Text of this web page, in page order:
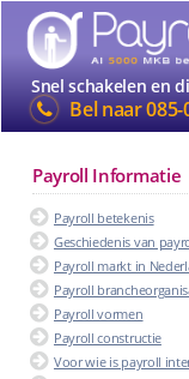
Snel schakelen en
Bel naar085-
Payroll Informatie
Payroll betekenis
Geschiedenis van
Payroll markt in
Payroll
Payroll vormen
Payroll constructie
Voor wie is payroll